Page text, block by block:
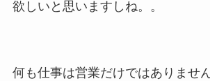
欲しいと思いますしね。。
何も仕事は営業だけではありませ